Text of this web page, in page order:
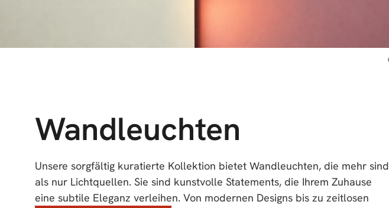
Wandleuchten
Unsere sorgfältig kuratierte Kollektion bietet Wandleuchten, die mehr sind
als nur Lichtquellen. Sie sind kunstvolle Statements, die Ihrem Zuhause
eine subtile Eleganz verleihen. Von modernen Designs bis zu zeitlosen
Klassikern finden Sie bei uns die perfekten Wandleuchten, um jeden Raum